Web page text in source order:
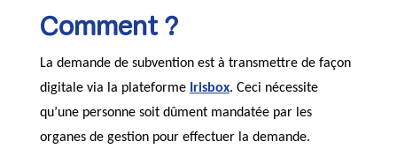
Comment ?
La demande de subvention est à transmettre de façon
digitale via la plateforme Irisbox. Ceci nécessite
qu’une personne soit dûment mandatée par les
organes de gestion pour effectuer la demande.